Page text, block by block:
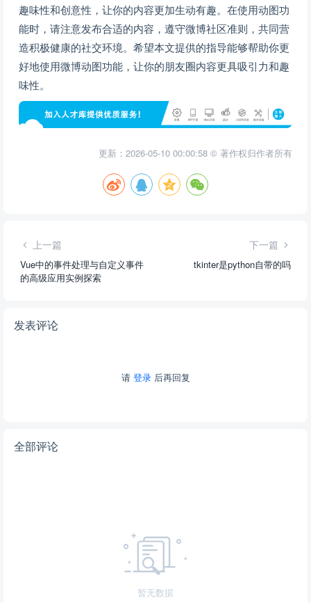
趣味性和创意性，让你的内容更加生动有趣。在使用动图功
能时，请注意发布合适的内容，遵守微博社区准则，共同营
造积极健康的社交环境。希望本文提供的指导能够帮助你更
好地使用微博动图功能，让你的朋友圈内容更具吸引力和趣
味性。
更新：2026-05-10 00:00:58 © 著作权归作者所有
上一篇
Vue中的事件处理与自定义事件
的高级应用实例探索
下一篇
tkinter是python自带的吗
发表评论
请 登录后再回复
全部评论
暂无数据